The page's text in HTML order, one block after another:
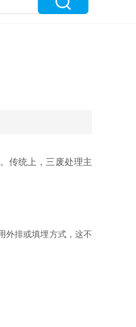
传统上，三废处理主
外排或填埋方式，这不